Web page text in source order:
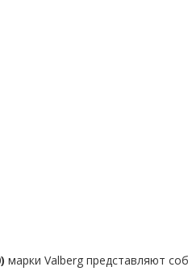
марки Valberg представляют